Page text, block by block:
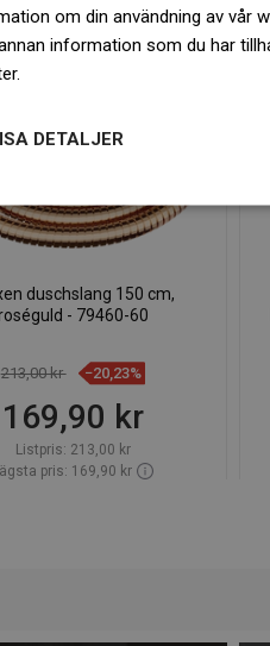
duschslang 150 cm,
- 79460-60
213,00 kr −20,23%
169,90 kr
Listpris: 213,00 kr
pris: 169,90 kr
om din användning av vår
information som du har
DETALJER